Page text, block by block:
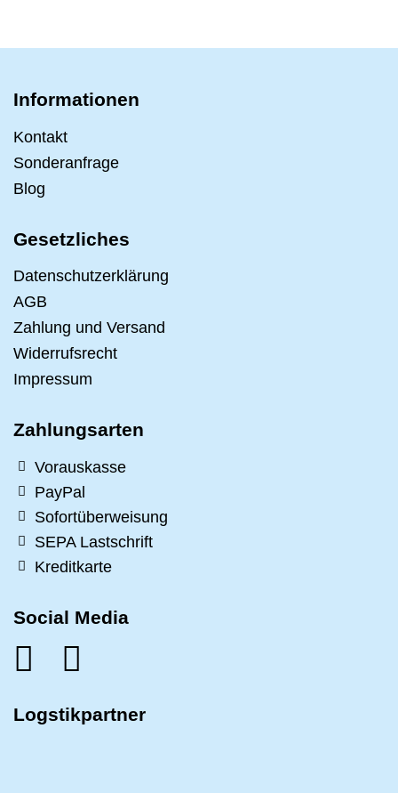
Informationen
Kontakt
Sonderanfrage
Blog
Gesetzliches
Datenschutzerklärung
AGB
Zahlung und Versand
Widerrufsrecht
Impressum
Zahlungsarten
Vorauskasse
PayPal
Sofortüberweisung
SEPA Lastschrift
Kreditkarte
Social Media
Logstikpartner